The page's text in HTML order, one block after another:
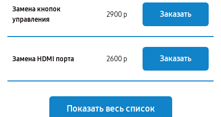
Замена кнопок
управления
2900 р Заказать
Замена HDMI порта 2600 р Заказать
Показать весь список